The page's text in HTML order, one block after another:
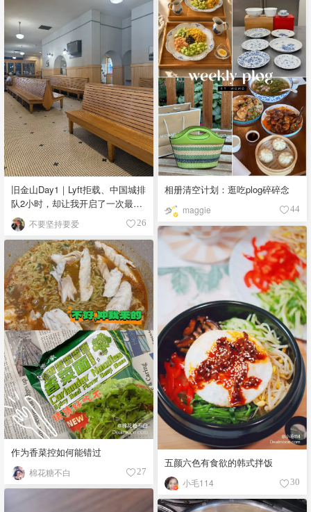
旧金山Day1｜Lyft拒载、中国城排
队2小时，却让我开启了一次最松
弛的旅行不要坚持要爱 26
相册清空计划：逛吃plog碎碎念
maggie 44
五颜六色有食欲的韩式拌饭
小毛114 30
作为香菜控如何能错过
棉花糖不白 27